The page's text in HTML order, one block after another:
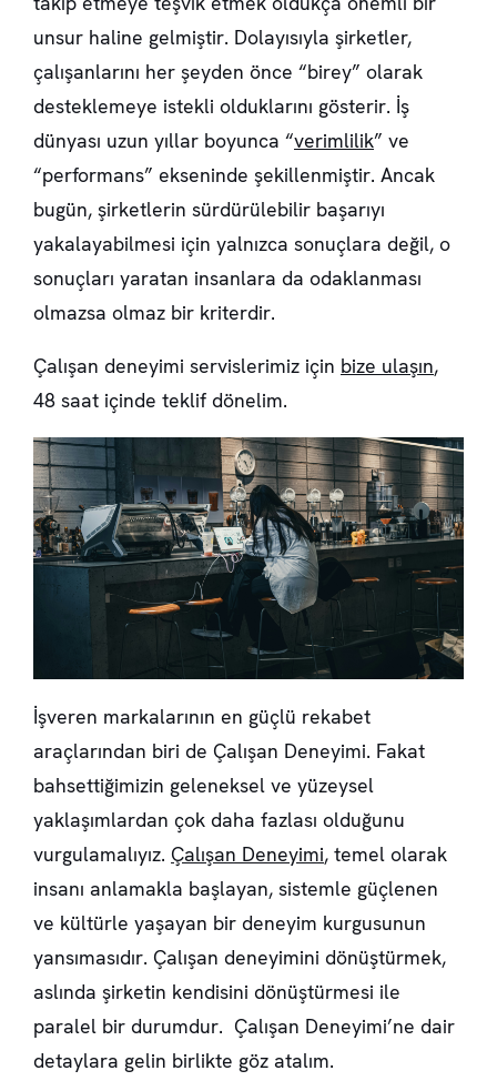
unsur haline gelmiştir. Dolayısıyla şirketler,
çalışanlarını her şeyden önce “birey” olarak
desteklemeye istekli olduklarını gösterir. İş
dünyası uzun yıllar boyunca “verimlilik” ve
“performans” ekseninde şekillenmiştir. Ancak
bugün, şirketlerin sürdürülebilir başarıyı
yakalayabilmesi için yalnızca sonuçlara değil, o
sonuçları yaratan insanlara da odaklanması
olmazsa olmaz bir kriterdir.
Çalışan deneyimi servislerimiz için bize ulaşın,
48 saat içinde teklif dönelim.
İşveren markalarının en güçlü rekabet
araçlarından biri de Çalışan Deneyimi. Fakat
bahsettiğimizin geleneksel ve yüzeysel
yaklaşımlardan çok daha fazlası olduğunu
vurgulamalıyız. Çalışan Deneyimi, temel olarak
insanı anlamakla başlayan, sistemle güçlenen
ve kültürle yaşayan bir deneyim kurgusunun
yansımasıdır. Çalışan deneyimini dönüştürmek,
aslında şirketin kendisini dönüştürmesi ile
paralel bir durumdur. Çalışan Deneyimi’ne dair
detaylara gelin birlikte göz atalım.